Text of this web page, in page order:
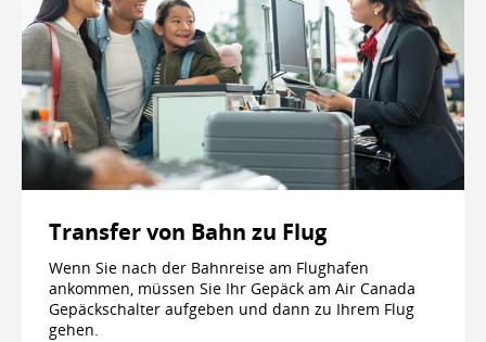
Transfer von Bahn zu Flug
Wenn Sie nach der Bahnreise am Flughafen
ankommen, müssen Sie Ihr Gepäck am Air Canada
Gepäckschalter aufgeben und dann zu Ihrem Flug
gehen.